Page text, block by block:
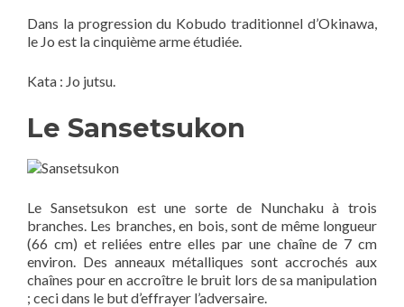
Dans la progression du Kobudo traditionnel d’Okinawa,
le Jo est la cinquième arme étudiée.
Kata : Jo jutsu.
Le Sansetsukon
Le Sansetsukon est une sorte de Nunchaku à trois
branches. Les branches, en bois, sont de même longueur
(66 cm) et reliées entre elles par une chaîne de 7 cm
environ. Des anneaux métalliques sont accrochés aux
chaînes pour en accroître le bruit lors de sa manipulation
; ceci dans le but d’effrayer l’adversaire.